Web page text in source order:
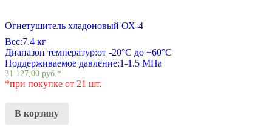
Огнетушитель хладоновый ОХ-4
Вес:7.4 кг
Диапазон температур:от -20°С до +60°С
Поддерживаемое давление:1-1.5 МПа
31 127,00 руб. *
*при покупке от 21 шт.
В корзину